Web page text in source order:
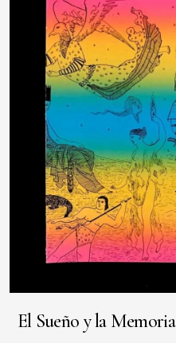
El Sueño y la Memoria